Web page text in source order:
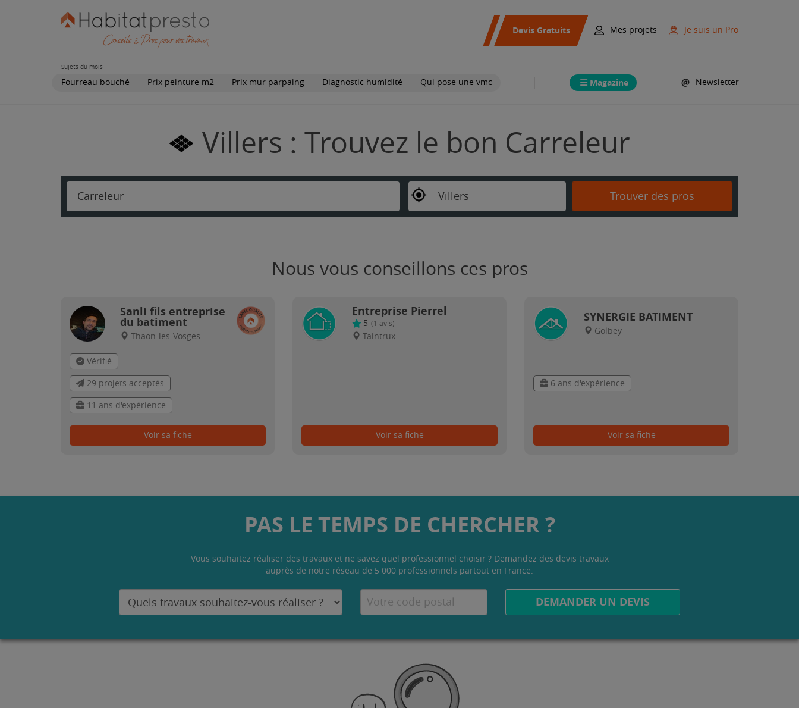
Devis Gratuits Mes projets Je suis un Pro
Sujets du mois
Fourreau bouché Prix peinture m2 Prix mur parpaing Diagnostic humidité Qui pose une vmc Magazine Newsletter
Villers : Trouvez le bon Carreleur
Carreleur Villers Trouver des pros
Nous vous conseillons ces pros
Sanli fils entreprise
du batiment
Thaon-les-Vosges
Vérifié
29 projets acceptés
11 ans d'expérience
Voir sa fiche
Entreprise Pierrel
5 (1 avis)
Taintrux
Voir sa fiche
SYNERGIE BATIMENT
Golbey
6 ans d'expérience
Voir sa fiche
PAS LE TEMPS DE CHERCHER ?
Vous souhaitez réaliser des travaux et ne savez quel professionnel choisir ? Demandez des devis travaux
auprès de notre réseau de 5 000 professionnels partout en France.
DEMANDER UN DEVIS